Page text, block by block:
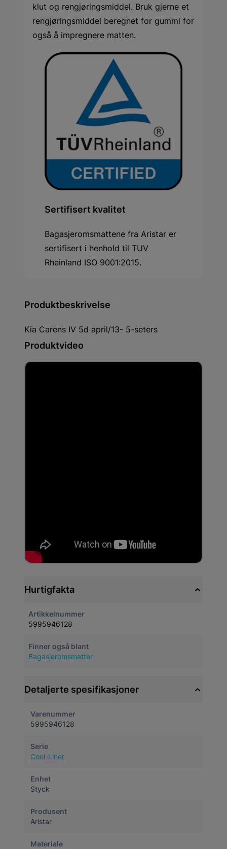
klut og rengjøringsmiddel. Bruk gjerne et
rengjøringsmiddel beregnet for gummi for
også å impregnere matten.
Sertifisert kvalitet
Bagasjeromsmattene fra Aristar er
sertifisert i henhold til TUV
Rheinland ISO 9001:2015.
Produktbeskrivelse
Kia Carens IV 5d april/13- 5-seters
Produktvideo
Hurtigfakta
Artikkelnummer
5995946128
Finner også blant
Bagasjeromsmatter
Detaljerte spesifikasjoner
Varenummer
5995946128
Serie
Cool-Liner
Enhet
Styck
Produsent
Aristar
Materiale